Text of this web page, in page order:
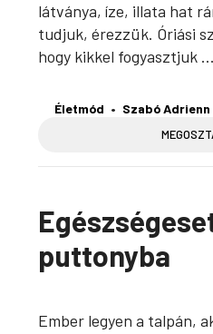
látványa, íze, illata hat
tudjuk, érezzük. Óriási
hogy kikkel fogyasztjuk ...
Életmód Szabó Adrienn
puttonyba
Ember legyen a talpán,